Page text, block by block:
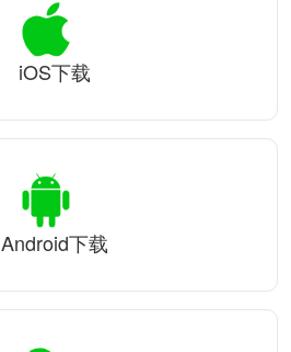
iOS下载
Android下载